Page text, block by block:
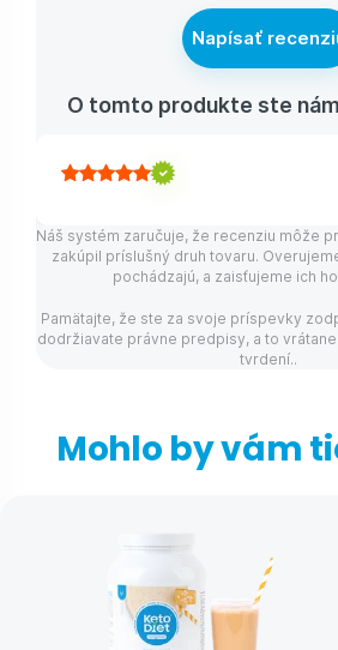
Napísať
O tomto produkte ste
Náš systém zaručuje, že recenziu môže
zakúpil príslušný druh tovaru.
pochádzajú, a zaisťujeme ich
Pamätajte, že ste za svoje príspevky
dodržiavate právne predpisy, a to
tvrdení..
Mohlo by vám